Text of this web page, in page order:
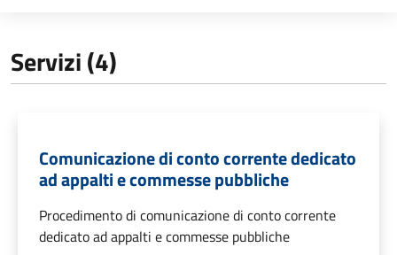
Servizi (4)
Comunicazione di conto corrente dedicato
ad appalti e commesse pubbliche
Procedimento di comunicazione di conto corrente
dedicato ad appalti e commesse pubbliche